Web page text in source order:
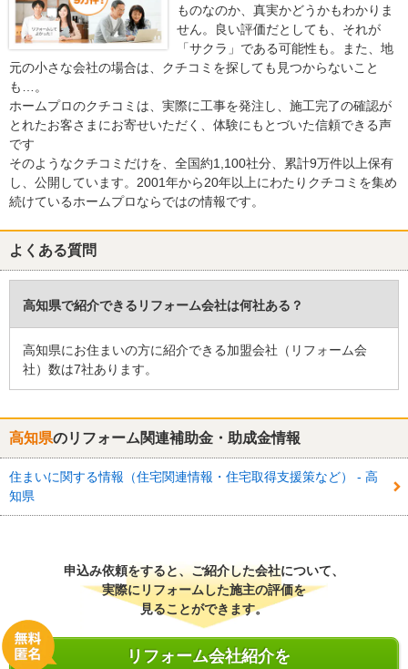
ものなのか、真実かどうかもわかりま
せん。良い評価だとしても、それが
「サクラ」である可能性も。また、地
元の小さな会社の場合は、クチコミを探しても見つからないこと
も…。
ホームプロのクチコミは、実際に工事を発注し、施工完了の確認が
とれたお客さまにお寄せいただく、体験にもとづいた信頼できる声
です
そのようなクチコミだけを、全国約1,100社分、累計9万件以上保有
し、公開しています。2001年から20年以上にわたりクチコミを集め
続けているホームプロならではの情報です。
よくある質問
高知県で紹介できるリフォーム会社は何社ある？
高知県にお住まいの方に紹介できる加盟会社（リフォーム会
社）数は7社あります。
高知県のリフォーム関連補助金・助成金情報
住まいに関する情報（住宅関連情報・住宅取得支援策など） - 高
知県
申込み依頼をすると、ご紹介した会社について、
実際にリフォームした施主の評価を
見ることができます。
リフォーム会社紹介を